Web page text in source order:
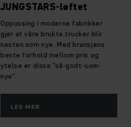
JUNGSTARS-løftet
Oppussing i moderne fabrikker
gjør at våre brukte trucker blir
nesten som nye. Med bransjens
beste forhold mellom pris og
ytelse er disse "så-godt-som-
nye".
LES MER